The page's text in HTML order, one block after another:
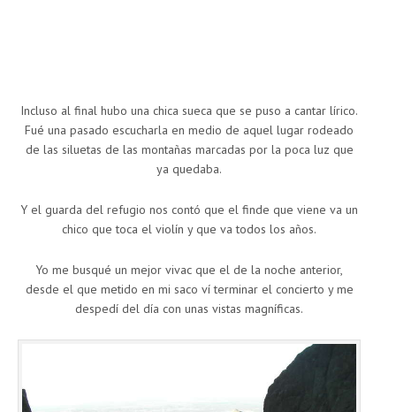
Incluso al final hubo una chica sueca que se puso a cantar lírico.
Fué una pasado escucharla en medio de aquel lugar rodeado
de las siluetas de las montañas marcadas por la poca luz que
ya quedaba.
Y el guarda del refugio nos contó que el finde que viene va un
chico que toca el violín y que va todos los años.
Yo me busqué un mejor vivac que el de la noche anterior,
desde el que metido en mi saco ví terminar el concierto y me
despedí del día con unas vistas magníficas.